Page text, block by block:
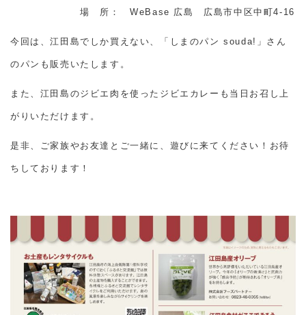
場 所： WeBase 広島 広島市中区中町4-16
今回は、江田島でしか買えない、「しまのパンsouda!」さん
のパンも販売いたします。
また、江田島のジビエ肉を使ったジビエカレーも当日お召し上
がりいただけます。
是非、ご家族やお友達とご一緒に、遊びに来てください！お待
ちしております！